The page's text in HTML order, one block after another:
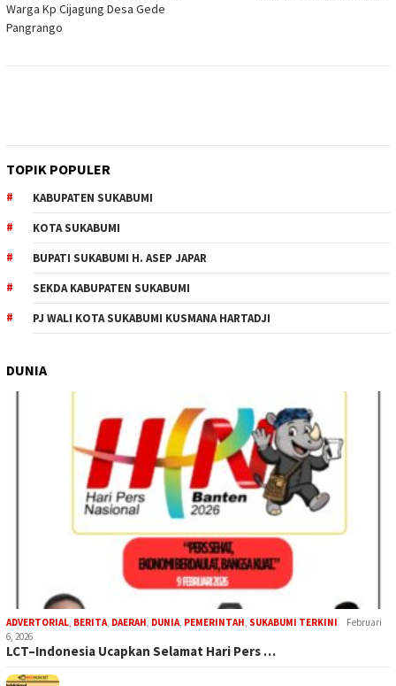
Warga Kp Cijagung Desa Gede
Pangrango
TOPIK POPULER
KABUPATEN SUKABUMI
KOTA SUKABUMI
BUPATI SUKABUMI H. ASEP JAPAR
SEKDA KABUPATEN SUKABUMI
PJ WALI KOTA SUKABUMI KUSMANA HARTADJI
DUNIA
ADVERTORIAL, BERITA, DAERAH, DUNIA, PEMERINTAH, SUKABUMI TERKINI
Februari
6, 2026
LCT–Indonesia Ucapkan Selamat Hari Pers …